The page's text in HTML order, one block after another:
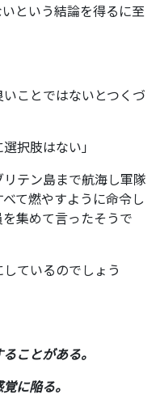
という結論を得るに至
ことではないとつくづ
択肢はない」
テン島まで航海し軍隊
て燃やすように命令し
集めて言ったそうで
ているのでしょう
ことがある。
に陥る。